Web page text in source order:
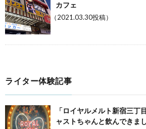
カフェ
（2021.03.30投稿）
ライター体験記事
「ロイヤルメルト新宿三丁
ャストちゃんと飲んできま